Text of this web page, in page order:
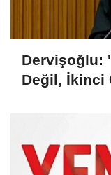
Dervişoğlu:
Değil, İkinci